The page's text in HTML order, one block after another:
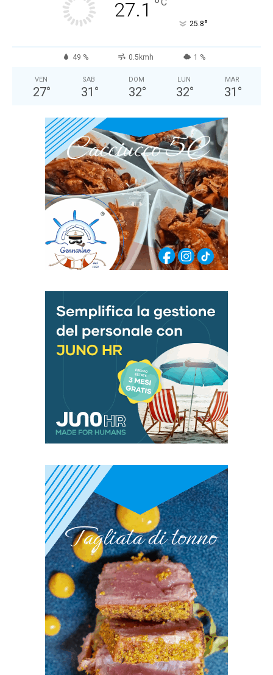
27.1 °
25.8°
49 % 0.5kmh 1 %
VEN
27°
SAB
31 °
DOM
32°
LUN
32°
MAR
31 °